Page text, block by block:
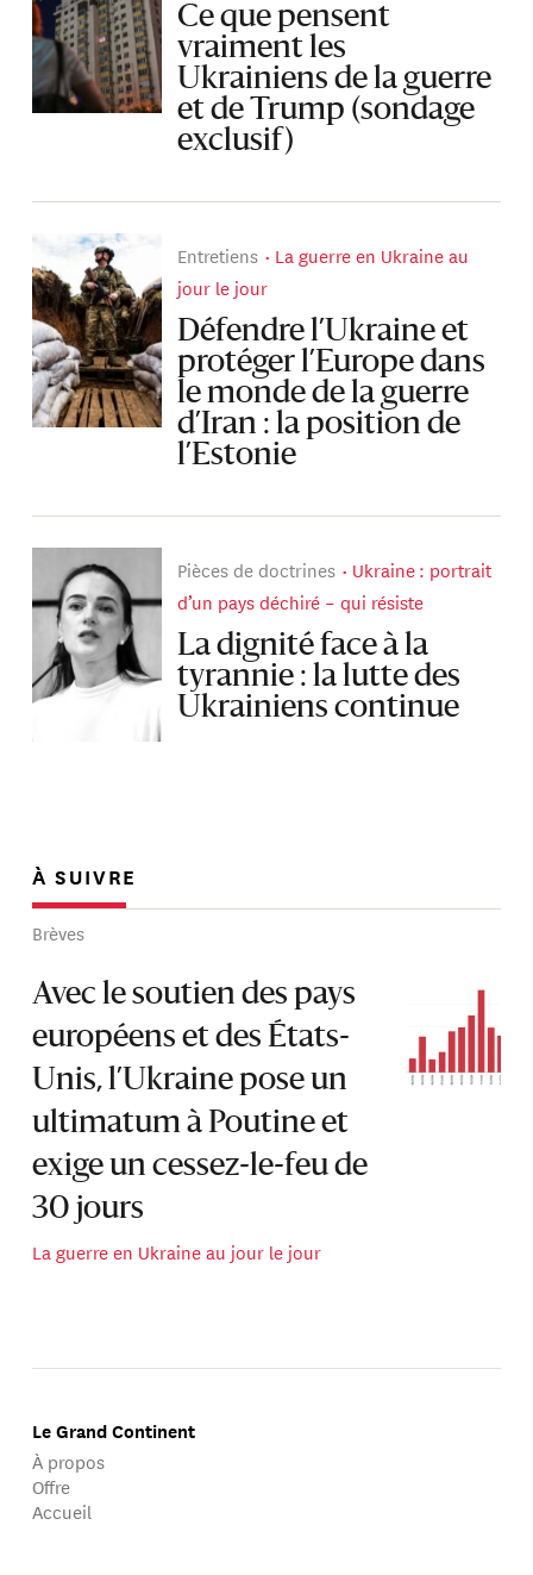
Ce que pensent
vraiment les
Ukrainiens de la guerre
et de Trump (sondage
exclusif)
Entretiens
La guerre en Ukraine au
jour le jour
Défendre l’Ukraine et
protéger l’Europe dans
le monde de la guerre
d’Iran : la position de
l’Estonie
Pièces de doctrines
Ukraine : portrait
d’un pays déchiré – qui résiste
La dignité face à la
tyrannie : la lutte des
Ukrainiens continue
À SUIVRE
Brèves
Avec le soutien des pays
européens et des États-
Unis, l’Ukraine pose un
ultimatum à Poutine et
exige un cessez-le-feu de
30 jours
La guerre en Ukraine au jour le jour
Le Grand Continent
À propos
Offre
Accueil